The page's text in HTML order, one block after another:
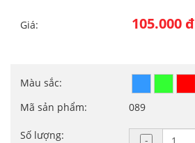
Giá: 105.000 đ
Màu sắc:
Mã sản phẩm:
089
Số lượng: